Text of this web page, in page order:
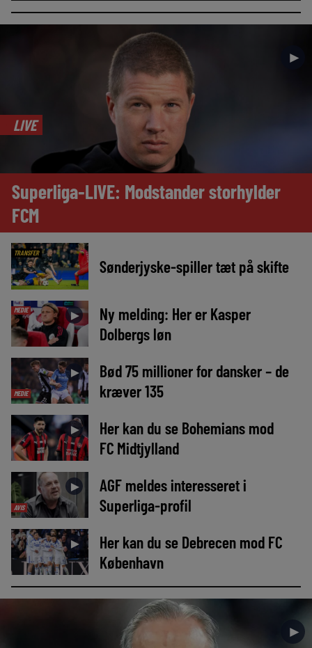
►
LIVE
Superliga-LIVE: Modstander storhylder
FCM
TRANSFER
Sønderjyske-spiller tæt på skifte
MEDIE ►
Ny melding: Her er Kasper
Dolbergs løn
MEDIE
►
Bød 75 millioner for dansker – de
kræver 135
►
Her kan du se Bohemians mod
FC Midtjylland
AVIS
►
AGF meldes interesseret i
Superliga-profil
►
Her kan du se Debrecen mod FC
København
►